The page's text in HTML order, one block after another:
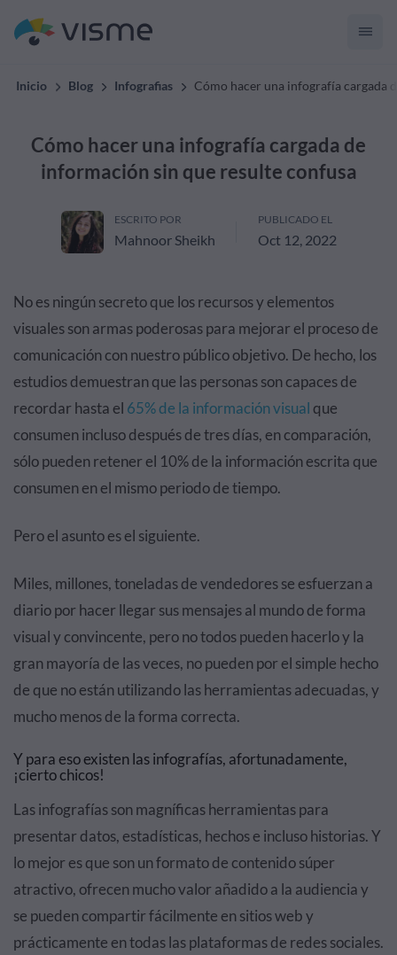
Inicio Blog Infografias Cómo hacer una infografía cargada
Cómo hacer una infografía cargada de
información sin que resulte confusa
ESCRITO POR
Mahnoor Sheikh
PUBLICADO EL
Oct 12, 2022
No es ningún secreto que los recursos y elementos
visuales son armas poderosas para mejorar el proceso de
comunicación con nuestro público objetivo. De hecho, los
estudios demuestran que las personas son capaces de
recordar hasta el 65% de la información visual que
consumen incluso después de tres días, en comparación,
sólo pueden retener el 10% de la información escrita que
consumen en el mismo periodo de tiempo.
Pero el asunto es el siguiente.
Miles, millones, toneladas de vendedores se esfuerzan a
diario por hacer llegar sus mensajes al mundo de forma
visual y convincente, pero no todos pueden hacerlo y la
gran mayoría de las veces, no pueden por el simple hecho
de que no están utilizando las herramientas adecuadas, y
mucho menos de la forma correcta.
Y para eso existen las infografías, afortunadamente,
¡cierto chicos!
Las infografías son magníficas herramientas para
presentar datos, estadísticas, hechos e incluso historias. Y
lo mejor es que son un formato de contenido súper
atractivo, ofrecen mucho valor añadido a la audiencia y
se pueden compartir fácilmente en sitios web y
prácticamente en todas las plataformas de redes sociales.